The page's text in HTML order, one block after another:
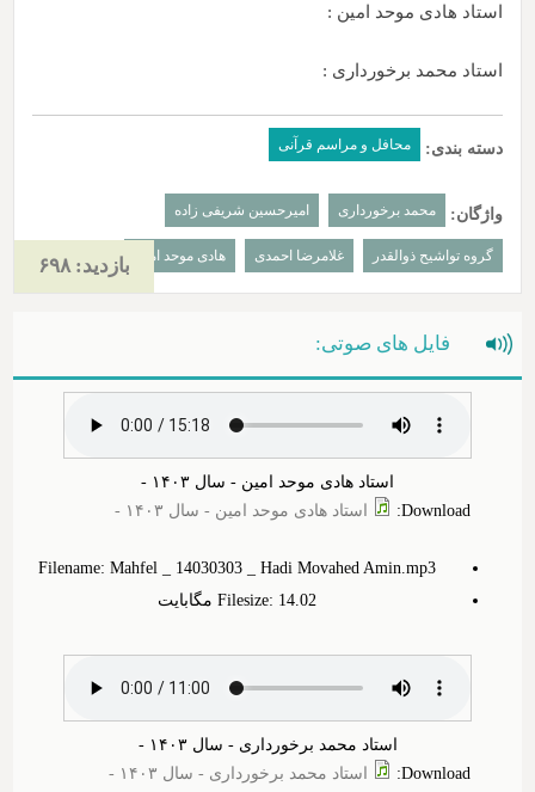
استاد هادی موحد امین :
استاد محمد برخورداری :
دسته بندی: محافل و مراسم قرآنی
واژگان: محمد برخورداری امیرحسین شریفی زاده
گروه تواشیح ذوالقدر غلامرضا احمدی هادی موحد امین بازدید: ۶۹۸
فایل های صوتی:
استاد هادی موحد امین - سال ۱۴۰۳ -
Download
: استاد هادی موحد امین - سال ۱۴۰۳ -
Filename: Mahfel _ 14030303 _ Hadi Movahed Amin.mp3
Filesize: 14.‎02 مگابایت
استاد محمد برخورداری - سال ۱۴۰۳ -
Download
: استاد محمد برخورداری - سال ۱۴۰۳ -